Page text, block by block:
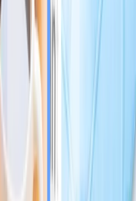
annuncio Airbnb o